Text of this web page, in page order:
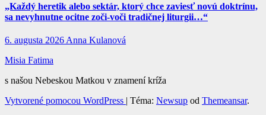
„Každý heretik alebo sektár, ktorý chce zaviesť novú doktrínu,
sa nevyhnutne ocitne zoči-voči tradičnej liturgii…“
6. augusta 2026 Anna Kulanová
Misia Fatima
s našou Nebeskou Matkou v znamení kríža
Vytvorené pomocou WordPress | Téma: Newsup od Themeansar.